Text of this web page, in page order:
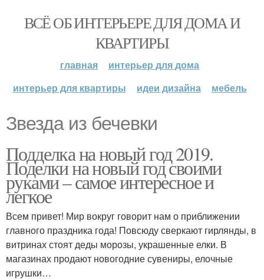
ВСЁ ОБ ИНТЕРЬЕРЕ ДЛЯ ДОМА И
КВАРТИРЫ
главная
интерьер для дома
интерьер для квартиры
идеи дизайна мебель
Звезда из бечевки
Подделка на новый год 2019.
Поделки на новый год своими
руками – самое интересное и
легкое
Всем привет! Мир вокруг говорит нам о приближении
главного праздника года! Повсюду сверкают гирлянды, в
витринах стоят деды морозы, украшенные елки. В
магазинах продают новогодние сувениры, елочные
игрушки…